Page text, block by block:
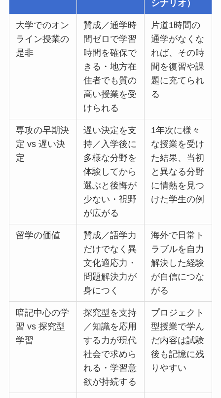
シナリオ）
大学でのオン
ライン授業の
是非
賛成／通学時
間ゼロで学習
時間を確保で
きる・地方在
住者でも質の
高い授業を受
けられる
片道1時間の
通学がなくな
れば、その時
間を復習や課
題に充てられ
る
専攻の早期決
定 vs 遅い決
定
遅い決定を支
持／入学後に
多様な分野を
体験してから
選ぶと後悔が
少ない・視野
が広がる
1年次に様々
な授業を受け
た結果、当初
と異なる分野
に情熱を見つ
けた学生の例
留学の価値
賛成／語学力
だけでなく異
文化適応力・
問題解決力が
身につく
海外で日常ト
ラブルを自力
解決した経験
が自信につな
がる
暗記中心の学
習 vs 探究型
学習
探究型を支持
／知識を応用
する力が現代
社会で求めら
れる・学習意
欲が持続する
プロジェクト
型授業で学ん
だ内容は試験
後も記憶に残
りやすい